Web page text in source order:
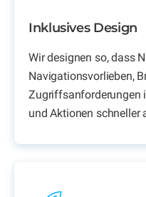
Inklusives Design
Wir designen so, dass
Navigationsvorlieben,
Zugriffsanforderungen
und Aktionen schneller